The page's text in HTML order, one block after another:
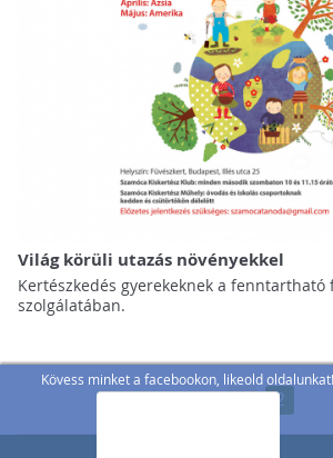
Kövess minket a facebookon, likeold oldalunkat!
Világ körüli utazás növényekkel
Kertészkedés gyerekeknek a fenntartható
szolgálatában.
« 2